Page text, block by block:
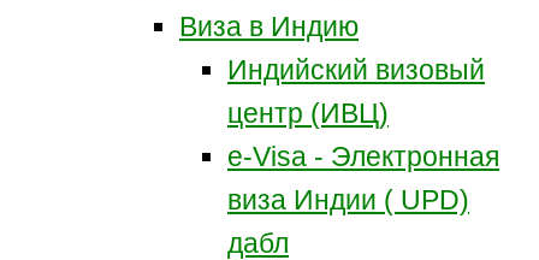
Виза в Индию
Индийский визовый
центр (ИВЦ)
e-Visa - Электронная
виза Индии ( UPD)
дабл